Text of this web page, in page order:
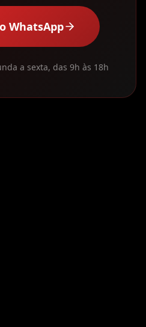
WhatsApp
a sexta, das 9h às 18h